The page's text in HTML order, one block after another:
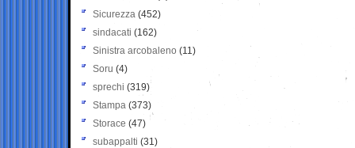
Sicurezza (452)
sindacati (162)
Sinistra arcobaleno (11)
Soru (4)
sprechi (319)
Stampa (373)
Storace (47)
subappalti (31)